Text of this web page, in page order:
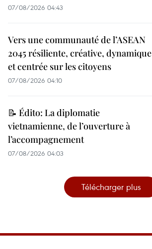
07/08/2026 04:43
Vers une communauté de l’ASEAN
2045 résiliente, créative, dynamique
et centrée sur les citoyens
07/08/2026 04:10
📝 Édito: La diplomatie
vietnamienne, de l’ouverture à
l’accompagnement
07/08/2026 04:03
Télécharger plus